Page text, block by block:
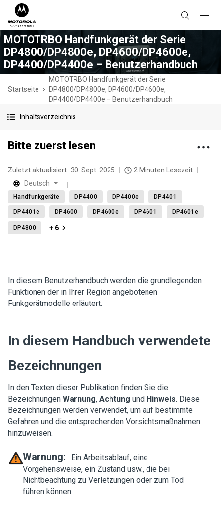
MOTOTRBO Handfunkgerät der Serie
DP4800/DP4800e, DP4600/DP4600e,
DP4400/DP4400e – Benutzerhandbuch
Startseite
MOTOTRBO Handfunkgerät der Serie
DP4800/DP4800e, DP4600/DP4600e,
DP4400/DP4400e – Benutzerhandbuch
Inhaltsverzeichnis
Bitte zuerst lesen
Zuletzt aktualisiert 30. Sept. 2025
2 Minuten Lesezeit
Deutsch
Handfunkgeräte DP4400 DP4400e DP4401
DP4401e DP4600 DP4600e DP4601 DP4601e
DP4800 + 6
In diesem Benutzerhandbuch werden die grundlegenden
Funktionen der in Ihrer Region angebotenen
Funkgerätmodelle erläutert.
In diesem Handbuch verwendete
Bezeichnungen
In den Texten dieser Publikation finden Sie die
Bezeichnungen Warnung, Achtung und Hinweis. Diese
Bezeichnungen werden verwendet, um auf bestimmte
Gefahren und die entsprechenden Vorsichtsmaßnahmen
hinzuweisen.
Warnung:
Ein Arbeitsablauf, eine
Vorgehensweise, ein Zustand usw., die bei
Nichtbeachtung zu Verletzungen oder zum Tod
führen können.